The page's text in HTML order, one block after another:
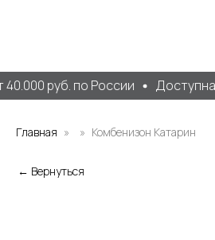
руб. по России
Главная Комбенизон Катарин
← Вернуться